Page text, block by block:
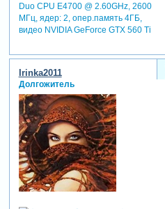
Duo CPU E4700 @ 2.60GHz, 2600
МГц, ядер: 2, опер.память 4ГБ,
видео NVIDIA GeForce GTX 560 Ti
Irinka2011
Долгожитель